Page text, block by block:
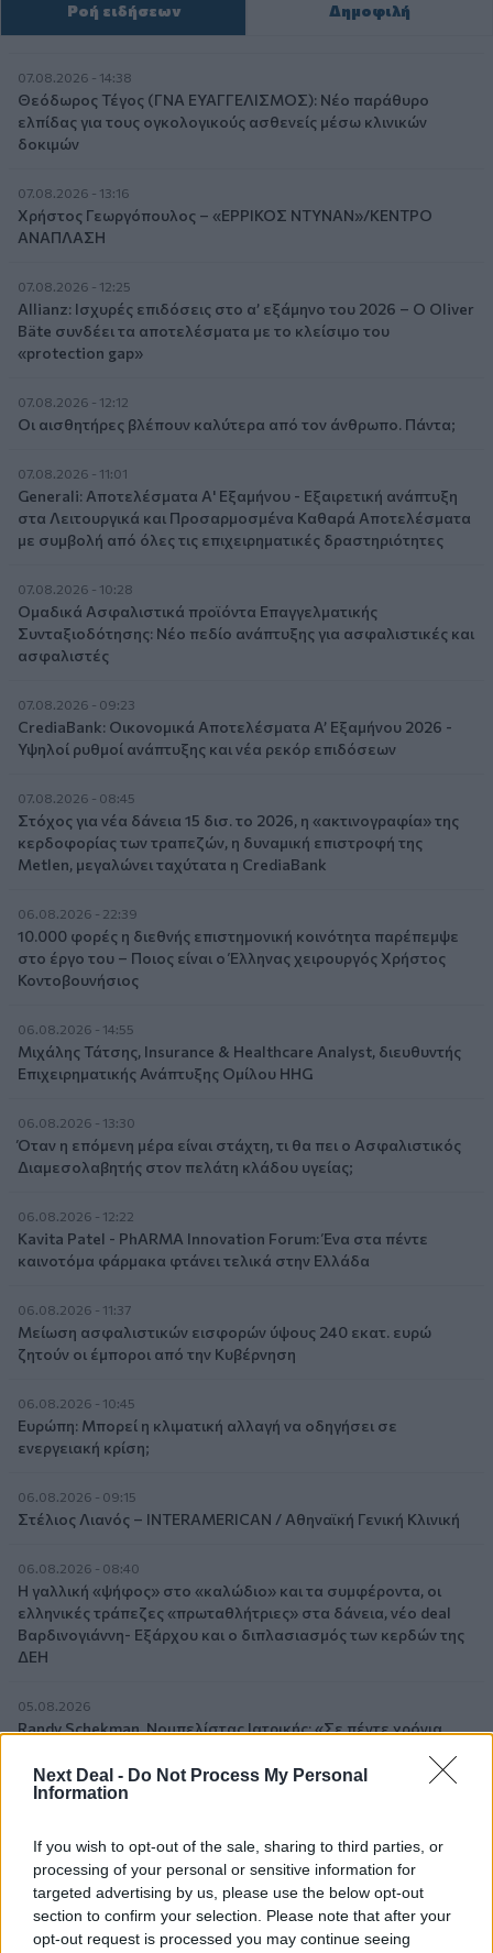
Next Deal - Do Not Process My Personal
Information
If you wish to opt-out of the sale, sharing to third parties, or
processing of your personal or sensitive information for
targeted advertising by us, please use the below opt-out
section to confirm your selection. Please note that after your
opt-out request is processed you may continue seeing
Ροή ειδήσεων Δημοφιλή
07.08.2026 - 14:38
Θεόδωρος Τέγος (ΓΝΑ ΕΥΑΓΓΕΛΙΣΜΟΣ): Νέο παράθυρο
ελπίδας για τους ογκολογικούς ασθενείς μέσω κλινικών
δοκιμών
07.08.2026 - 13:16
Χρήστος Γεωργόπουλος – «ΕΡΡΙΚΟΣ ΝΤΥΝΑΝ»/ΚΕΝΤΡΟ
ΑΝΑΠΛΑΣΗ
07.08.2026 - 12:25
Allianz: Ισχυρές επιδόσεις στο α’ εξάμηνο του 2026 – Ο Oliver
Bäte συνδέει τα αποτελέσματα με το κλείσιμο του
«protection gap»
07.08.2026 - 12:12
Οι αισθητήρες βλέπουν καλύτερα από τον άνθρωπο. Πάντα;
07.08.2026 - 11:01
Generali: Αποτελέσματα Α' Εξαμήνου - Εξαιρετική ανάπτυξη
στα Λειτουργικά και Προσαρμοσμένα Καθαρά Αποτελέσματα
με συμβολή από όλες τις επιχειρηματικές δραστηριότητες
07.08.2026 - 10:28
Ομαδικά Ασφαλιστικά προϊόντα Επαγγελματικής
Συνταξιοδότησης: Νέο πεδίο ανάπτυξης για ασφαλιστικές και
ασφαλιστές
07.08.2026 - 09:23
CrediaBank: Οικονομικά Αποτελέσματα A’ Εξαμήνου 2026 -
Υψηλοί ρυθμοί ανάπτυξης και νέα ρεκόρ επιδόσεων
07.08.2026 - 08:45
Στόχος για νέα δάνεια 15 δισ. το 2026, η «ακτινογραφία» της
κερδοφορίας των τραπεζών, η δυναμική επιστροφή της
Metlen, μεγαλώνει ταχύτατα η CrediaBank
06.08.2026 - 22:39
10.000 φορές η διεθνής επιστημονική κοινότητα παρέπεμψε
στο έργο του – Ποιος είναι ο Έλληνας χειρουργός Χρήστος
Κοντοβουνήσιος
06.08.2026 - 14:55
Μιχάλης Τάτσης, Insurance & Healthcare Analyst, διευθυντής
Επιχειρηματικής Ανάπτυξης Ομίλου HHG
06.08.2026 - 13:30
Όταν η επόμενη μέρα είναι στάχτη, τι θα πει ο Ασφαλιστικός
Διαμεσολαβητής στον πελάτη κλάδου υγείας;
06.08.2026 - 12:22
Kavita Patel - PhARMA Innovation Forum: Ένα στα πέντε
καινοτόμα φάρμακα φτάνει τελικά στην Ελλάδα
06.08.2026 - 11:37
Μείωση ασφαλιστικών εισφορών ύψους 240 εκατ. ευρώ
ζητούν οι έμποροι από την Κυβέρνηση
06.08.2026 - 10:45
Ευρώπη: Μπορεί η κλιματική αλλαγή να οδηγήσει σε
ενεργειακή κρίση;
06.08.2026 - 09:15
Στέλιος Λιανός – INTERAMERICAN / Αθηναϊκή Γενική Κλινική
06.08.2026 - 08:40
Η γαλλική «ψήφος» στο «καλώδιο» και τα συμφέροντα, οι
ελληνικές τράπεζες «πρωταθλήτριες» στα δάνεια, νέο deal
Βαρδινογιάννη- Εξάρχου και ο διπλασιασμός των κερδών της
ΔΕΗ
05.08.2026
Randy Schekman, Νομπελίστας Ιατρικής: «Σε πέντε χρόνια
Πάρκινσον»
Ε.Ε και παράνομη μετανάστευση: προτάσεις και δράσεις με
παρονομαστή το κοινό συμφέρον
05.08.2026
Αντώνης Βουκλαρής - «ΕΡΡΙΚΟΣ ΝΤΥΝΑΝ»